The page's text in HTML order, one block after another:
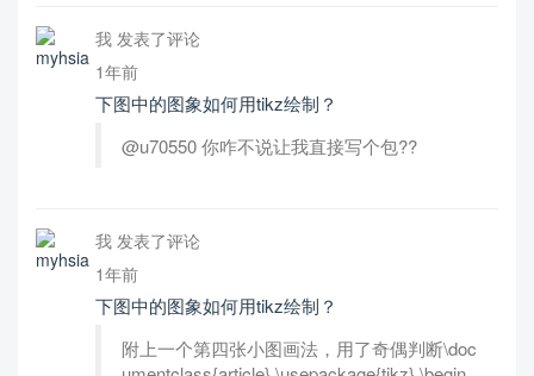
我 发表了评论
1年前
下图中的图象如何用tikz绘制？
@u70550 你咋不说让我直接写个包??
我 发表了评论
1年前
下图中的图象如何用tikz绘制？
附上一个第四张小图画法，用了奇偶判断\doc